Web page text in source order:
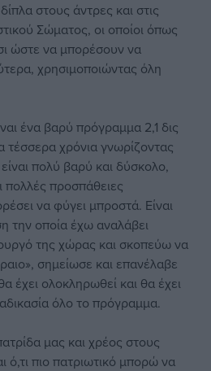
στους άντρες και στις
Σώματος, οι οποίοι όπως
ώστε να μπορέσουν να
χρησιμοποιώντας όλη
ένα βαρύ πρόγραμμα 2,1 δις
χρόνια γνωρίζοντας
πολύ βαρύ και δύσκολο,
πολλές προσπάθειες
να φύγει μπροστά. Είναι
την οποία έχω αναλάβει
της χώρας και σκοπεύω να
σημείωσε και επανέλαβε
έχει ολοκληρωθεί και θα έχει
όλο το πρόγραμμα.
μας και χρέος στους
ό,τι πιο πατριωτικό μπορώ να